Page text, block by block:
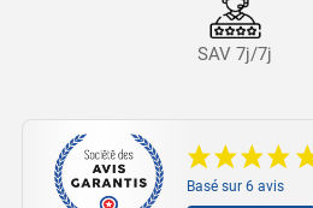
SAV 7j/7j
Basé sur 6 avis